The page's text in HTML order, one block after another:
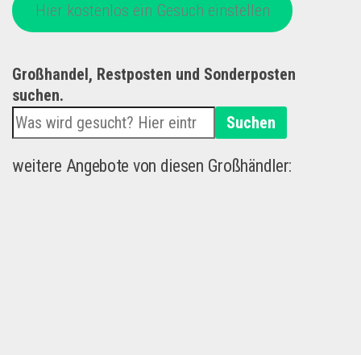
Hier kostenlos ein Gesuch einstellen
Großhandel, Restposten und Sonderposten
suchen.
Suchen
weitere Angebote von diesen Großhändler: